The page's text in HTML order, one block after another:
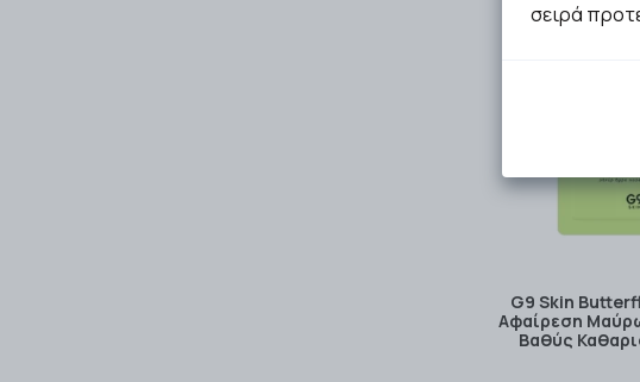
G9 Skin
Αφαίρεση
Βαθύς
σειρά